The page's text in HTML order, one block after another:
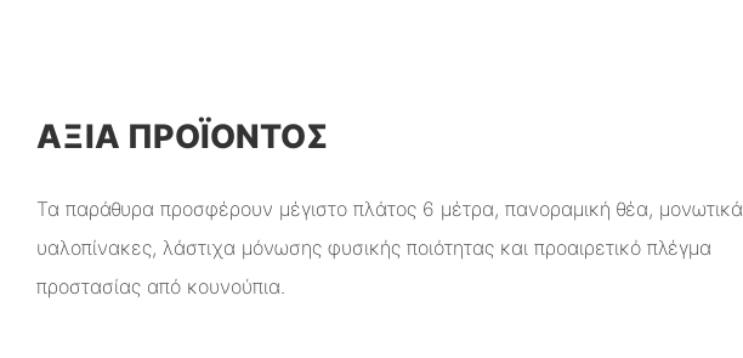
ΑΞΊΑ ΠΡΟΪΌΝΤΟΣ
Τα παράθυρα προσφέρουν μέγιστο πλάτος 6 μέτρα, πανοραμική θέα, μονωτικά
υαλοπίνακες, λάστιχα μόνωσης φυσικής ποιότητας και προαιρετικό πλέγμα
προστασίας από κουνούπια.